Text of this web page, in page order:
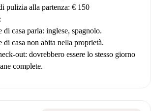
pulizia alla partenza: € 150
di casa parla: inglese, spagnolo.
di casa non abita nella proprietà.
out: dovrebbero essere lo stesso giorno
complete.